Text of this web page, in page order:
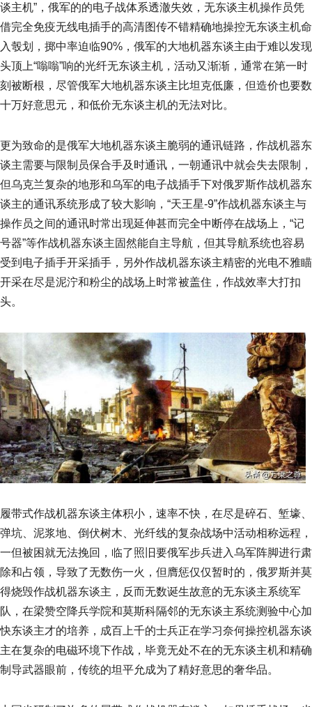
谈主机”，俄军的的电子战体系透澈失效，无东谈主机操作员凭
借完全免疫无线电插手的高清图传不错精确地操控无东谈主机命
入彀划，掷中率迫临90%，俄军的大地机器东谈主由于难以发现
头顶上“嗡嗡”响的光纤无东谈主机，活动又渐渐，通常在第一时
刻被断根，尽管俄军大地机器东谈主比坦克低廉，但造价也要数
十万好意思元，和低价无东谈主机的无法对比。
更为致命的是俄军大地机器东谈主脆弱的通讯链路，作战机器东
谈主需要与限制员保合手及时通讯，一朝通讯中就会失去限制，
但乌克兰复杂的地形和乌军的电子战插手下对俄罗斯作战机器东
谈主的通讯系统形成了较大影响，“天王星-9”作战机器东谈主与
操作员之间的通讯时常出现延伸甚而完全中断停在战场上，“记
号器”等作战机器东谈主固然能自主导航，但其导航系统也容易
受到电子插手开采插手，另外作战机器东谈主精密的光电不雅瞄
开采在尽是泥泞和粉尘的战场上时常被盖住，作战效率大打扣
头。
履带式作战机器东谈主体积小，速率不快，在尽是碎石、堑壕、
弹坑、泥浆地、倒伏树木、光纤线的复杂战场中活动相称远程，
一但被困就无法挽回，临了照旧要俄军步兵进入乌军阵脚进行肃
除和占领，导致了无数伤一火，但膺惩仅仅暂时的，俄罗斯并莫
得烧毁作战机器东谈主，反而无数诞生故意的无东谈主系统军
队，在梁赞空降兵学院和莫斯科隔邻的无东谈主系统测验中心加
快东谈主才的培养，成百上千的士兵正在学习奈何操控机器东谈
主在复杂的电磁环境下作战，毕竟无处不在的无东谈主机和精确
制导武器眼前，传统的坦平允成为了精好意思的奢华品。